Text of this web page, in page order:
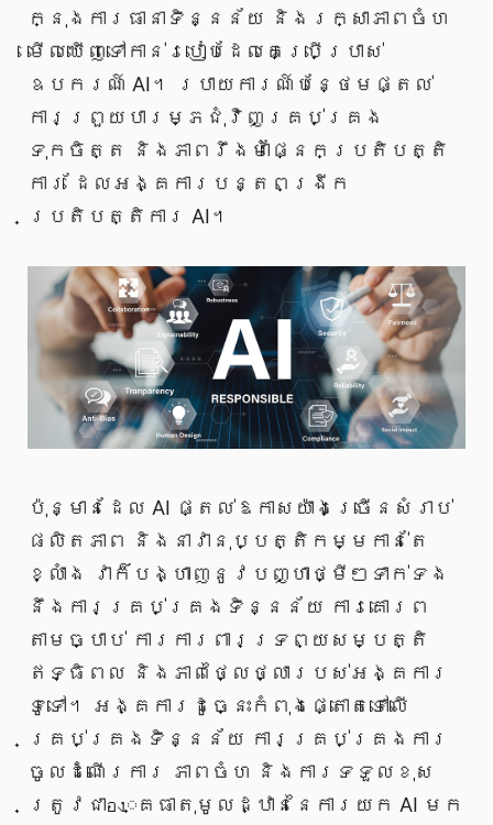
ក្នុងការធានាទិន្នន័យ និងរក្សាភាពចំហ
មើលឃើញទៅកាន់របៀបដែលគេប្រើប្រាស់
ឧបករណ៍ AI។ របាយការណ៍បន្ថែមផ្តល់
ការព្រួយបារម្ភជុំវិញគ្រប់គ្រង
ទុកចិត្ត និងភាពរឹងមាំផ្នែកប្រតិបត្តិ
ការ ដែលអង្គការបន្តពង្រីក
ប្រតិបត្តិការ AI។
ប៉ុន្មានដែល AI ផ្តល់ឱកាសយ៉ាងច្រើនសំរាប់
ផលិតភាព និងនាវានុប្បត្តិកម្មកាន់តែ
ខ្លាំង វាក៏បង្ហាញនូវបញ្ហាថ្មីៗទាក់ទង
នឹងការគ្រប់គ្រងទិន្នន័យ ការគោរព
តាមច្បាប់ ការការពារទ្រព្យសម្បត្តិ
ឥទ្ធិពល និងភាពថ្លៃថ្លារបស់អង្គការ
ទូទៅ។ អង្គការដូច្នេះកំពុងផ្តោតទៅលើ
គ្រប់គ្រងទិន្នន័យ ការគ្រប់គ្រងការ
ចូលដំណើរការ ភាពចំហ និងការទទួលខុស
ត្រូវជាอง្គធាតុមូលដ្ឋាននៃការយក AI មក